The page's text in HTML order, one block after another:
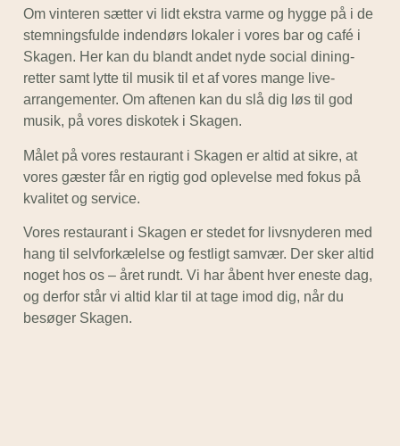
Om vinteren sætter vi lidt ekstra varme og hygge på i de
stemningsfulde indendørs lokaler i vores bar og café i
Skagen. Her kan du blandt andet nyde social dining-
retter samt lytte til musik til et af vores mange live-
arrangementer. Om aftenen kan du slå dig løs til god
musik, på vores diskotek i Skagen.
Målet på vores restaurant i Skagen er altid at sikre, at
vores gæster får en rigtig god oplevelse med fokus på
kvalitet og service.
Vores restaurant i Skagen er stedet for livsnyderen med
hang til selvforkælelse og festligt samvær. Der sker altid
noget hos os – året rundt. Vi har åbent hver eneste dag,
og derfor står vi altid klar til at tage imod dig, når du
besøger Skagen.